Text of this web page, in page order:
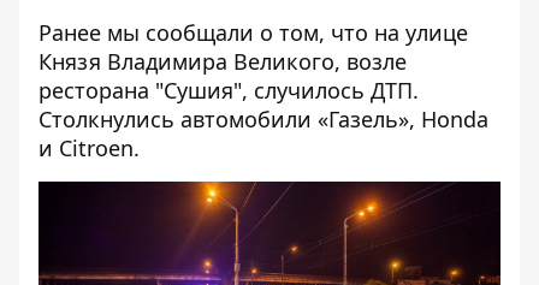
Ранее мы сообщали о том, что на улице
Князя Владимира Великого, возле
ресторана "Сушия", случилось ДТП.
Столкнулись автомобили «Газель», Honda
и Citroen.